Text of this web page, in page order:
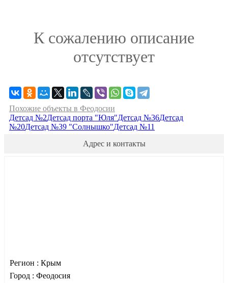
К сожалению описание
отсутствует
Похожие объекты в Феодосии
Детсад №2Детсад порта "Юля"Детсад №36Детсад
№20Детсад №39 "Солнышко"Детсад №11
Адрес и контакты
Регион : Крым
Город : Феодосия